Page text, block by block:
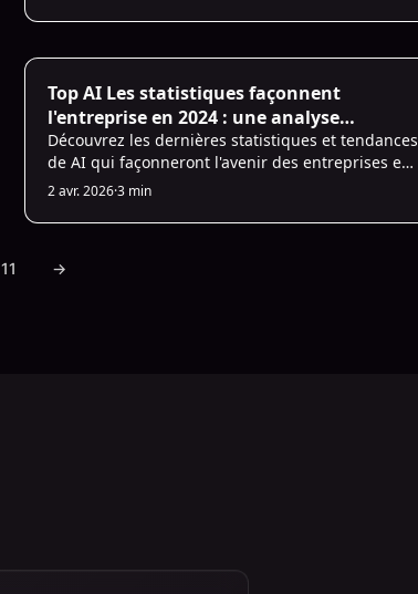
AI for Sales
Top AI Les statistiques façonnent
l'entreprise en 2024 : une analyse
complète
Découvrez les dernières statistiques et tendances
de AI qui façonneront l'avenir des entreprises en
2024. Découvrez comment l'intelligence
processus.
2 avr. 2026·3 min
11 →